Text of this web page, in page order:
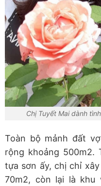
Chị Tuyết Mai dành
Toàn bộ mảnh đất
rộng khoảng 500m2.
tựa sơn ấy, chị chỉ
70m2, còn lại là